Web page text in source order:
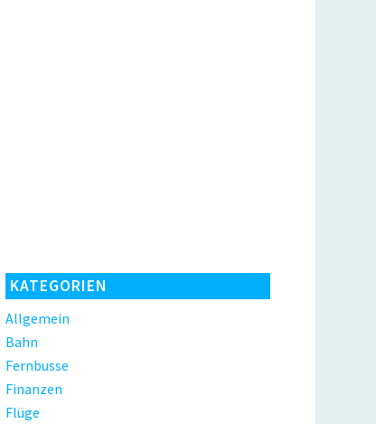
KATEGORIEN
Allgemein
Bahn
Fernbusse
Finanzen
Flüge